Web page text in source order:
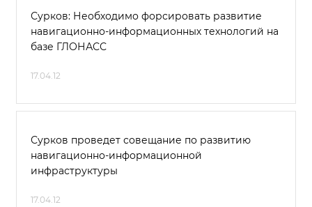
Сурков: Необходимо форсировать развитие
навигационно-информационных технологий на
базе ГЛОНАСС
17.04.12
Сурков проведет совещание по развитию
навигационно-информационной
инфраструктуры
17.04.12